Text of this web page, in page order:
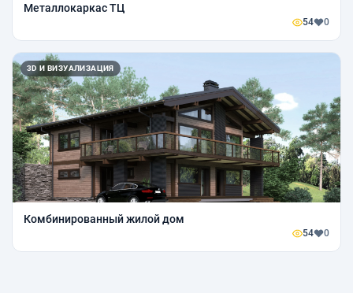
Металлокаркас ТЦ
54 0
3D И ВИЗУАЛИЗАЦИЯ
Комбинированный жилой дом
54 0